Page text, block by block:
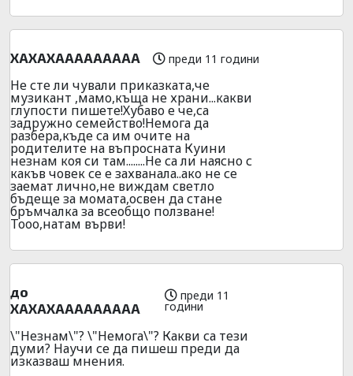
ХАХАХААААААААА преди 11 години
Не сте ли чували приказката,че
музикант ,мамо,къща не храни...какви
глупости пишете!Хубаво е че,са
задружно семейство!Немога да
разбера,къде са им очите на
родителите на въпросната Куини
незнам коя си там........Не са ли наясно с
какъв човек се е захванала..ако не се
заемат лично,не виждам светло
бъдеще за момата,освен да стане
бръмчалка за всеобщо ползване!
Тооо,натам върви!
до
ХАХАХААААААААА
преди 11
години
\"Незнам\"? \"Немога\"? Какви са тези
думи? Научи се да пишеш преди да
изказваш мнения.